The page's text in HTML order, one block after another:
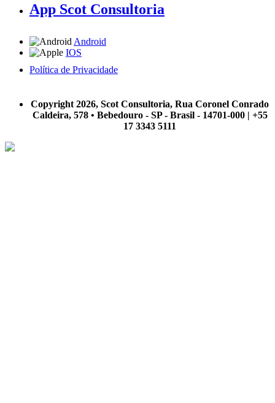
App Scot Consultoria
Android
IOS
Política de Privacidade
Copyright 2026, Scot Consultoria, Rua Coronel Conrado
Caldeira, 578 • Bebedouro - SP - Brasil - 14701-000 | +55
17 3343 5111